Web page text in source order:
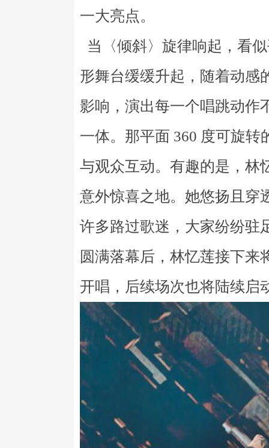
一大亮点。
当〈倾斜〉旋律响起，看
形舞台缓缓升起，随着动感
影响，演出每一个唱跳动作
一体。那平面 360 度可旋
与观众互动。有趣的是，林
意外惊喜之地。她悠扬且穿
许多路过歌迷，大家纷纷驻
圆满落幕后，林忆莲接下来
开唱，后续场次也将陆续启